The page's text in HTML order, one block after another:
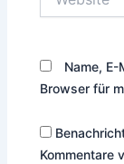
Name,
Browser für
Kommentare